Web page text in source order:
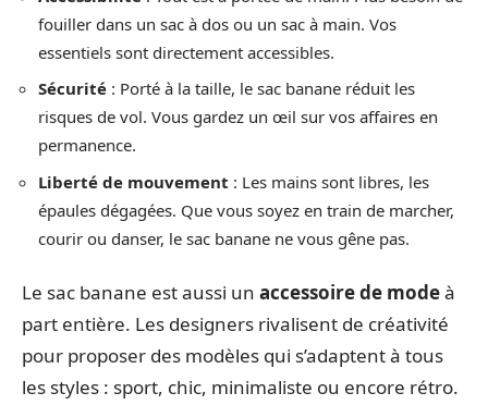
fouiller dans un sac à dos ou un sac à main. Vos
essentiels sont directement accessibles.
Sécurité : Porté à la taille, le sac banane réduit les
risques de vol. Vous gardez un œil sur vos affaires en
permanence.
Liberté de mouvement : Les mains sont libres, les
épaules dégagées. Que vous soyez en train de marcher,
courir ou danser, le sac banane ne vous gêne pas.
Le sac banane est aussi un accessoire de modeà
part entière. Les designers rivalisent de créativité
pour proposer des modèles qui s’adaptent à tous
les styles : sport, chic, minimaliste ou encore rétro.